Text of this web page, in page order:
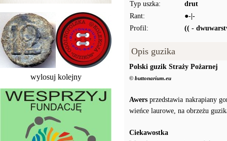
wylosuj kolejny
Typ uszka:
drut
Rant:
●-|-
Profil:
(( -
Opis guzika
Polski guzik Straży Pożarnej
© buttonarium.eu
Awers przedstawia nakrapiany
wieńce laurowe, na obrzeżu
Ciekawostka